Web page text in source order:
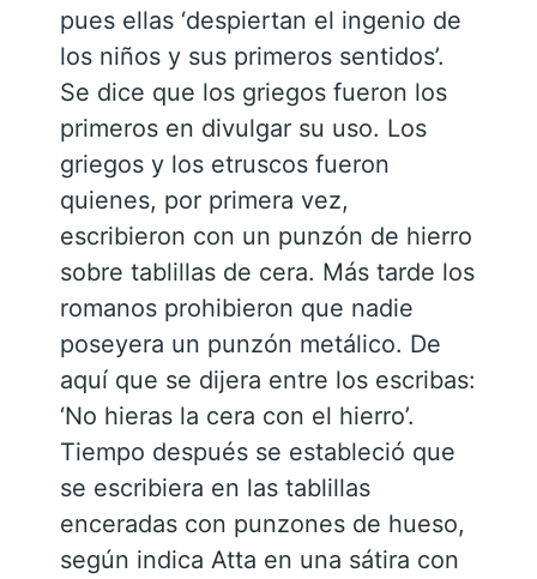
pues ellas ‘despiertan el ingenio de
los niños y sus primeros sentidos’.
Se dice que los griegos fueron los
primeros en divulgar su uso. Los
griegos y los etruscos fueron
quienes, por primera vez,
escribieron con un punzón de hierro
sobre tablillas de cera. Más tarde los
romanos prohibieron que nadie
poseyera un punzón metálico. De
aquí que se dijera entre los escribas:
‘No hieras la cera con el hierro’.
Tiempo después se estableció que
se escribiera en las tablillas
enceradas con punzones de hueso,
según indica Atta en una sátira con